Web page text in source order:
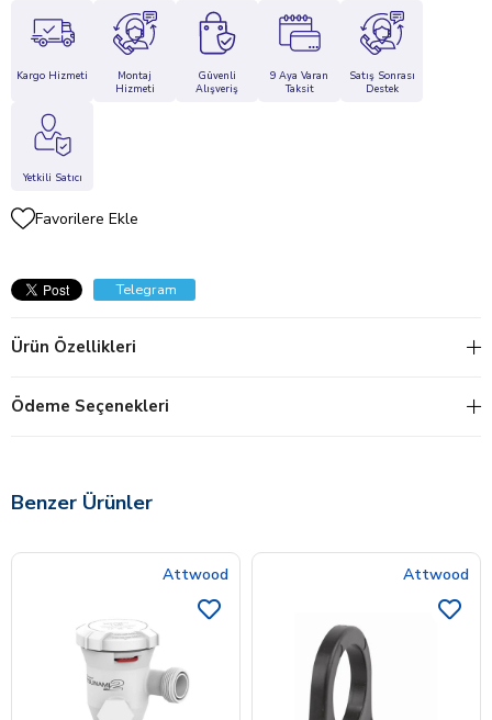
Kargo Hizmeti
Montaj
Hizmeti
Güvenli
Alışveriş
9 Aya Varan
Taksit
Satış Sonrası
Destek
Yetkili Satıcı
Favorilere Ekle
Telegram
Ürün Özellikleri
Ödeme Seçenekleri
Benzer Ürünler
Attwood Attwood